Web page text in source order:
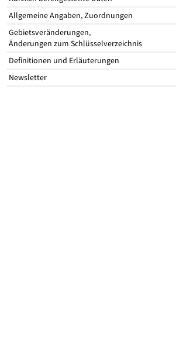
Allgemeine Angaben, Zuordnungen
Gebietsveränderungen,
Änderungen zum Schlüsselverzeichnis
Definitionen und Erläuterungen
Newsletter